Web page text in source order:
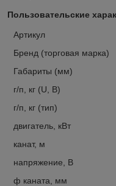
Пользовательские
Артикул
Бренд (торговая марка)
Габариты (мм)
г/п, кг (U, В)
г/п, кг (тип)
двигатель, кВт
канат, м
напряжение, В
ф каната, мм